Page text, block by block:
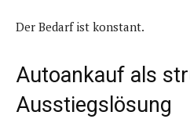
Der Bedarf ist konstant.
Autoankauf als
Ausstiegslösung